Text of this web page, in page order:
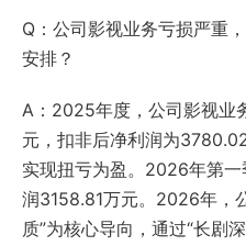
Q：公司影视业务亏损严重
安排？
A：2025年度，公司影视业
元，扣非后净利润为
实现扭亏为盈。2026年第
润3158.81万元。2026年，
质”为核心导向，通过“长剧